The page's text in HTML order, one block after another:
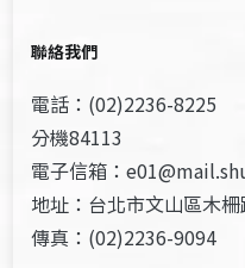
聯絡我們
電話：(02)2236-8225
分機84113
電子信箱：
地址：台北市文山區木
傳真：(02)2236-9094